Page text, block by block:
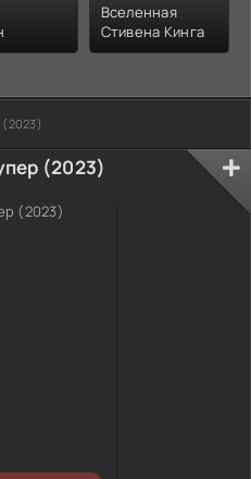
Вселенная
Стивена Кинга
(2023)
(2023)